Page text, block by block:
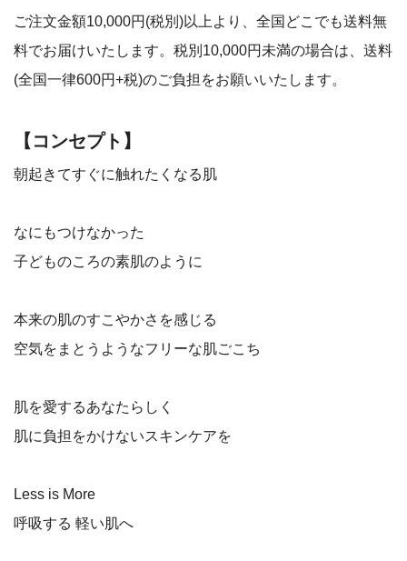
ご注文金額10,000円(税別)以上より、全国どこでも送料無
料でお届けいたします。税別10,000円未満の場合は、送料
(全国一律600円+税)のご負担をお願いいたします。
【コンセプト】
朝起きてすぐに触れたくなる肌
なにもつけなかった
子どものころの素肌のように
本来の肌のすこやかさを感じる
空気をまとうようなフリーな肌ごこち
肌を愛するあなたらしく
肌に負担をかけないスキンケアを
Less is More
呼吸する 軽い肌へ